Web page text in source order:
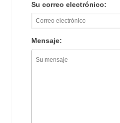
Su correo electrónico:
Mensaje: